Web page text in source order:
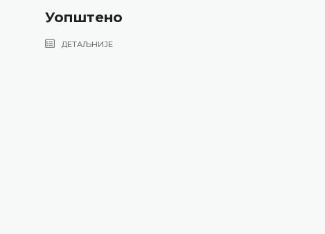
Уопштено
ДЕТАЉНИЈЕ